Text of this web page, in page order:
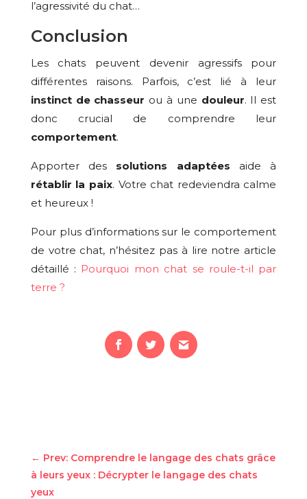
l’agressivité du chat…
Conclusion
Les chats peuvent devenir agressifs pour
différentes raisons. Parfois, c’est lié à leur
instinct de chasseur ou à une douleur. Il est
donc crucial de comprendre leur
comportement.
Apporter des solutions adaptées aide à
rétablir la paix. Votre chat redeviendra calme
et heureux !
Pour plus d’informations sur le comportement
de votre chat, n’hésitez pas à lire notre article
détaillé : Pourquoi mon chat se roule-t-il par
terre ?
← Prev: Comprendre le langage des chats grâce
à leurs yeux : Décrypter le langage des chats
yeux